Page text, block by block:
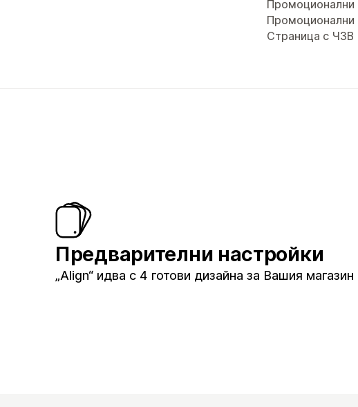
Промоционални
Промоционални
Страница с ЧЗВ
Предварителни настройки
„Align“ идва с 4 готови дизайна за Вашия магазин